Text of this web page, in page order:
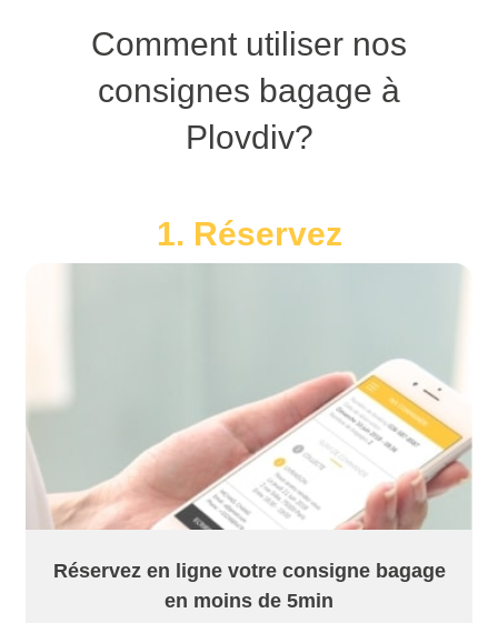
Comment utiliser nos
consignes bagage à
Plovdiv?
1. Réservez
Réservez en ligne votre consigne bagage
en moins de 5min